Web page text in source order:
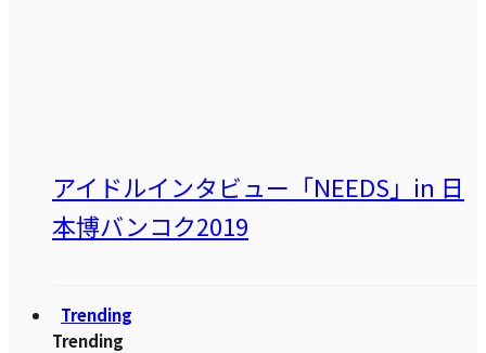
アイドルインタビュー「NEEDS」in 日
本博バンコク2019
Trending
Trending